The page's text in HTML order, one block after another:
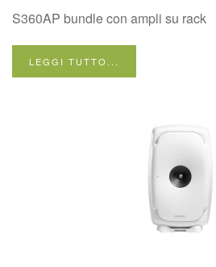
S360AP bundle con ampli su rack
LEGGI TUTTO...